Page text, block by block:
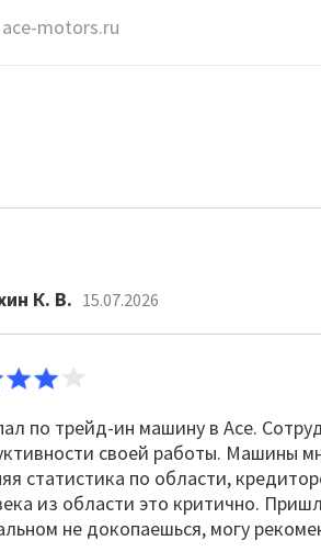
ace-motors.ru
К. В. 15.07.2026
по трейд-ин машину в Асе.
своей работы. Машины
статистика по области,
из области это критично.
не докопаешься, могу